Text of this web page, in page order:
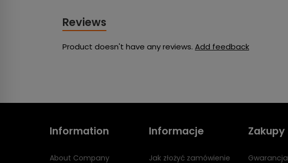
Reviews
Product doesn't have any reviews. Add feedback
Information
About Company
Informacje
Jak złożyć zamówienie
Zakupy
Gwarancja